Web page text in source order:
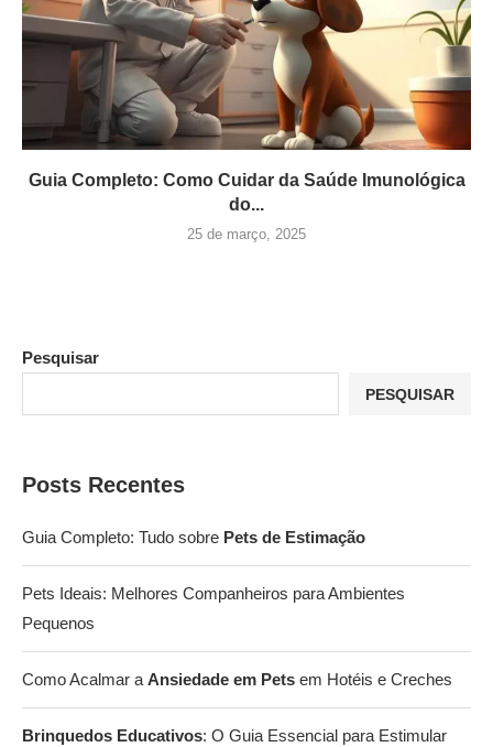
Guia Completo: Como Cuidar da Saúde Imunológica
do...
25 de março, 2025
Pesquisar
PESQUISAR
Posts Recentes
Guia Completo: Tudo sobre Pets de Estimação
Pets Ideais: Melhores Companheiros para Ambientes
Pequenos
Como Acalmar a Ansiedade em Pets em Hotéis e Creches
Brinquedos Educativos: O Guia Essencial para Estimular